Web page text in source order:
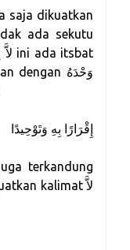
إِقْرَارًا بِهِ وَتَوْحِيدًا